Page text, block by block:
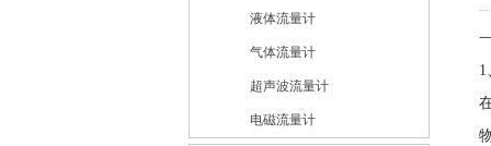
液体流量计
气体流量计
超声波流量计
电磁流量计